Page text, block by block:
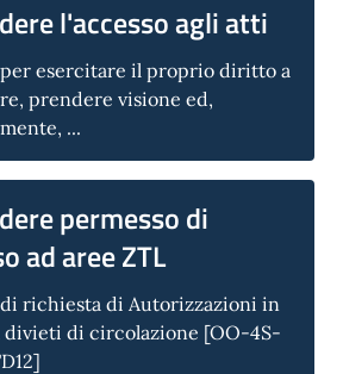
l'accesso agli atti
esercitare il proprio diritto a
prendere visione ed,
...
permesso di
ad aree ZTL
richiesta di Autorizzazioni in
divieti di circolazione [OO-4S-